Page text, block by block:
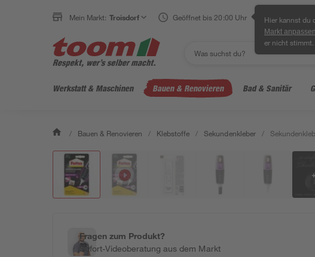
Mein Markt: Troisdorf Geöffnet bis 20:00 Uhr Hier kannst du
Markt anpassen
er nicht stimmt.
Werkstatt & Maschinen Bauen & Renovieren Bad & Sanitär
/ Bauen & Renovieren / Klebstoffe / Sekundenkleber /
+
Fragen zum Produkt?
Sofort-Videoberatung aus dem Markt